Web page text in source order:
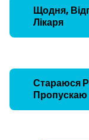
Щодня,
Лікаря
Стараюся
Пропускаю